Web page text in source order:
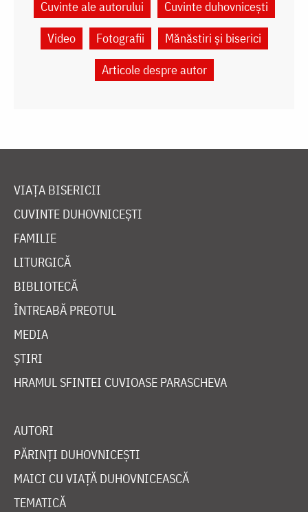
Cuvinte ale autorului
Cuvinte duhovnicești
Video
Fotografii
Mănăstiri și biserici
Articole despre autor
VIAȚA BISERICII
CUVINTE DUHOVNICEȘTI
FAMILIE
LITURGICĂ
BIBLIOTECĂ
ÎNTREABĂ PREOTUL
MEDIA
ȘTIRI
HRAMUL SFINTEI CUVIOASE PARASCHEVA
AUTORI
PĂRINȚI DUHOVNICEȘTI
MAICI CU VIAȚĂ DUHOVNICEASCĂ
TEMATICĂ